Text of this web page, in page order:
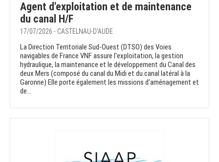
Agent d'exploitation et de maintenance
du canal H/F
17/07/2026 - CASTELNAU-D'AUDE
La Direction Territoriale Sud-Ouest (DTSO) des Voies
navigables de France VNF assure l'exploitation, la gestion
hydraulique, la maintenance et le développement du Canal des
deux Mers (composé du canal du Midi et du canal latéral à la
Garonne) Elle porte également les missions d'aménagement et
de...